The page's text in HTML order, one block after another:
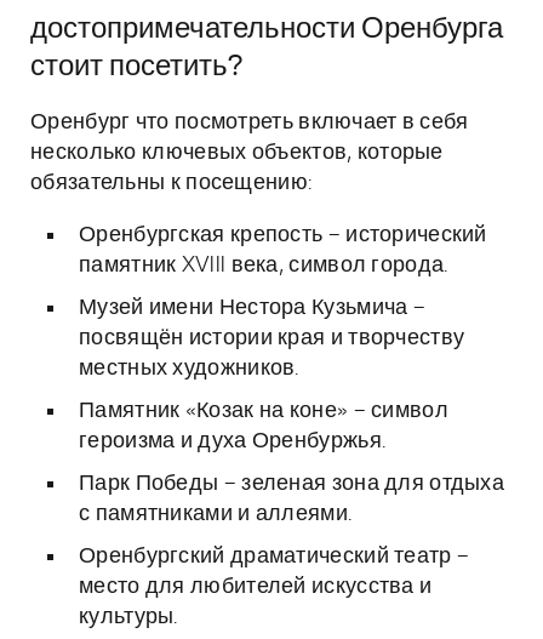
достопримечательности Оренбурга
стоит посетить?
Оренбург что посмотреть включает в себя
несколько ключевых объектов, которые
обязательны к посещению:
Оренбургская крепость – исторический
памятник XVIII века, символ города.
Музей имени Нестора Кузьмича –
посвящён истории края и творчеству
местных художников.
Памятник «Козак на коне» – символ
героизма и духа Оренбуржья.
Парк Победы – зеленая зона для отдыха
с памятниками и аллеями.
Оренбургский драматический театр –
место для любителей искусства и
культуры.